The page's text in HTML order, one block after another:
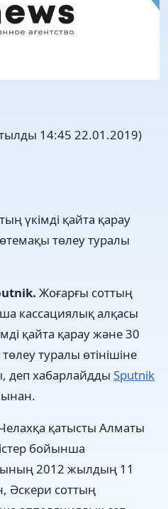
14:45 22.01.2019)
үкімді қайта қарау
төлеу туралы
Жоғарғы соттың
кассациялық алқасы
қайта қарау және 30
туралы өтінішіне
деп хабарлайдды Sputnik
қатысты Алматы
бойынша
2012 жылдың 11
Әскери соттың